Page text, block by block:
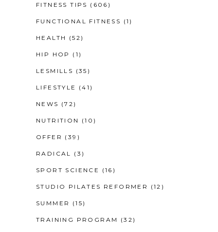
FITNESS TIPS (606)
FUNCTIONAL FITNESS (1)
HEALTH (52)
HIP HOP (1)
LESMILLS (35)
LIFESTYLE (41)
NEWS (72)
NUTRITION (10)
OFFER (39)
RADICAL (3)
SPORT SCIENCE (16)
STUDIO PILATES REFORMER (12)
SUMMER (15)
TRAINING PROGRAM (32)